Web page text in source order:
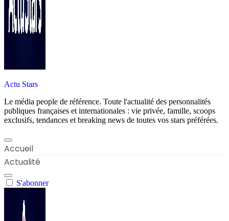
Actu Stars
Le média people de référence. Toute l'actualité des personnalités
publiques françaises et internationales : vie privée, famille, scoops
exclusifs, tendances et breaking news de toutes vos stars préférées.
Accueil
Actualité
S'abonner